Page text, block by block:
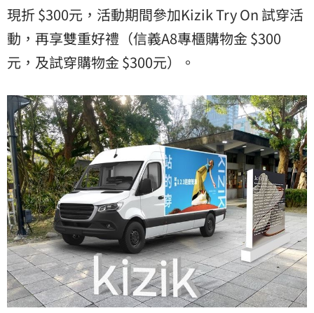
現折 $300元，活動期間參加Kizik Try On 試穿活
動，再享雙重好禮（信義A8專櫃購物金 $300
元，及試穿購物金 $300元）。